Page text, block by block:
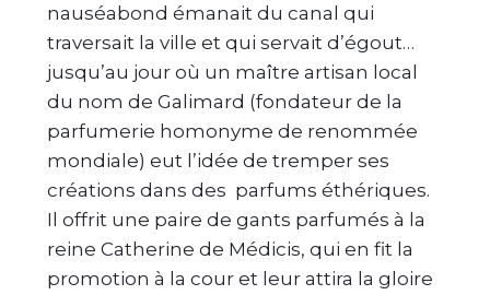
nauséabond émanait du canal qui
traversait la ville et qui servait d’égout…
jusqu’au jour où un maître artisan local
du nom de Galimard (fondateur de la
parfumerie homonyme de renommée
mondiale) eut l’idée de tremper ses
créations dans des parfums éthériques.
Il offrit une paire de gants parfumés à la
reine Catherine de Médicis, qui en fit la
promotion à la cour et leur attira la gloire